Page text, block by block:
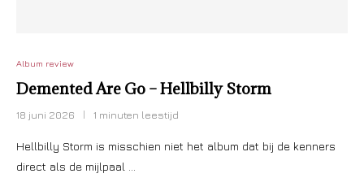
Album review
Demented Are Go – Hellbilly Storm
18 juni 2026 1 minuten leestijd
Hellbilly Storm is misschien niet het album dat bij de kenners
direct als de mijlpaal …